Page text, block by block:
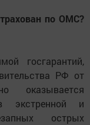
по ОМС?
госгарантий,
РФ от
оказывается
экстренной и
острых